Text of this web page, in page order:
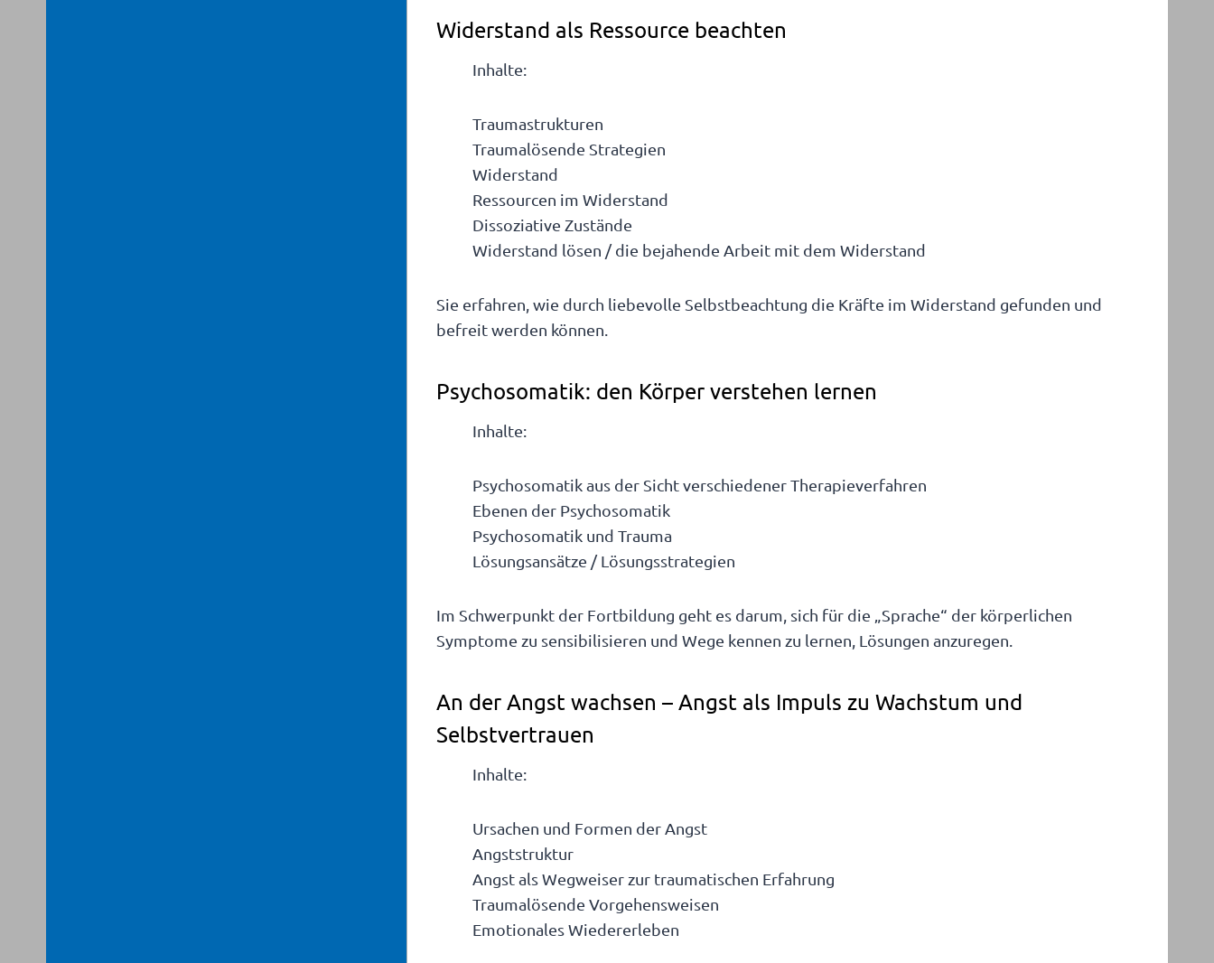
Widerstand als Ressource beachten
Inhalte:
Traumastrukturen
Traumalösende Strategien
Widerstand
Ressourcen im Widerstand
Dissoziative Zustände
Widerstand lösen / die bejahende Arbeit mit dem Widerstand
Sie erfahren, wie durch liebevolle Selbstbeachtung die Kräfte im Widerstand gefunden und
befreit werden können.
Psychosomatik: den Körper verstehen lernen
Inhalte:
Psychosomatik aus der Sicht verschiedener Therapieverfahren
Ebenen der Psychosomatik
Psychosomatik und Trauma
Lösungsansätze / Lösungsstrategien
Im Schwerpunkt der Fortbildung geht es darum, sich für die „Sprache“ der körperlichen
Symptome zu sensibilisieren und Wege kennen zu lernen, Lösungen anzuregen.
An der Angst wachsen – Angst als Impuls zu Wachstum und
Selbstvertrauen
Inhalte:
Ursachen und Formen der Angst
Angststruktur
Angst als Wegweiser zur traumatischen Erfahrung
Traumalösende Vorgehensweisen
Emotionales Wiedererleben